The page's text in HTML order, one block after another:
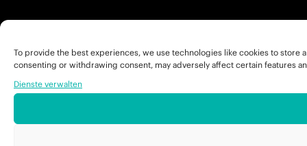
To provide the best experiences, we use technologies like cookies to
consenting or withdrawing consent, may adversely affect certain features
Dienste verwalten